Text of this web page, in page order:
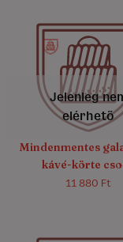
4.6/5
(19)
Jelenleg
elérhető
Mindenmentes
kávé-körte
11 880 Ft